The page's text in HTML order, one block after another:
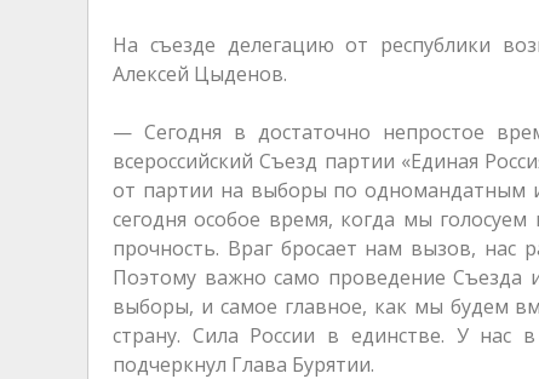
На съезде делегацию от республики
Алексей Цыденов.
— Сегодня в достаточно непростое
всероссийский Съезд партии «Единая
от партии на выборы по одномандатным
сегодня особое время, когда мы
прочность. Враг бросает нам вызов, нас
Поэтому важно само проведение Съезда
выборы, и самое главное, как мы будем
страну. Сила России в единстве. У нас
подчеркнул Глава Бурятии.